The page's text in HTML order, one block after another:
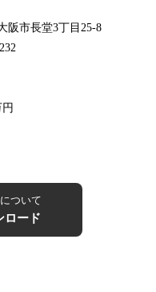
阪市長堂3丁目25-8
ついて
ロード